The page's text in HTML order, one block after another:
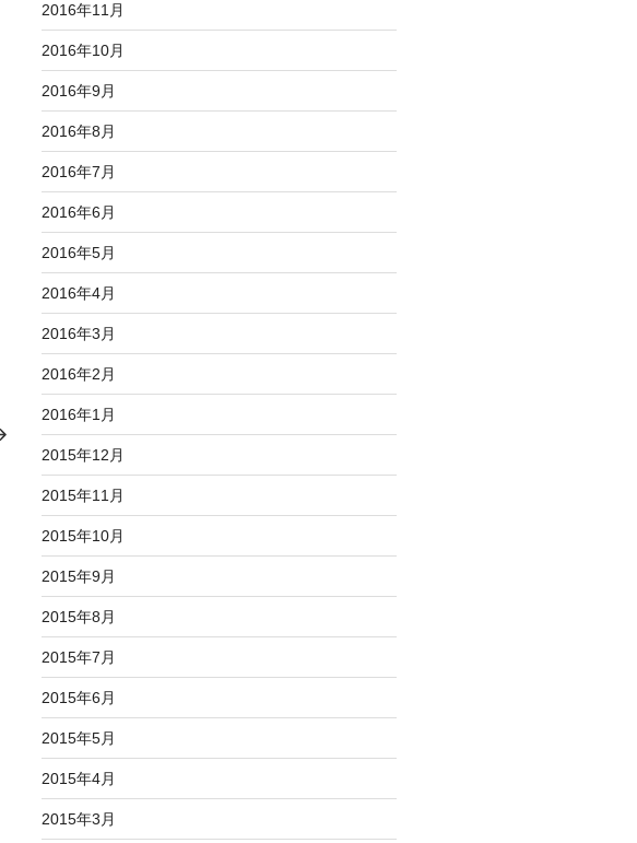
2016年11月
2016年10月
2016年9月
2016年8月
2016年7月
2016年6月
2016年5月
2016年4月
2016年3月
2016年2月
2016年1月
2015年12月
2015年11月
2015年10月
2015年9月
2015年8月
2015年7月
2015年6月
2015年5月
2015年4月
2015年3月